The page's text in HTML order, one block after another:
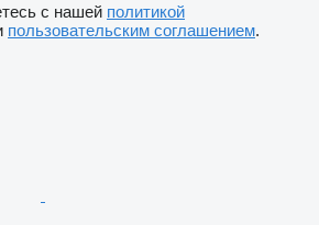
с нашей политикой
пользовательским соглашением.